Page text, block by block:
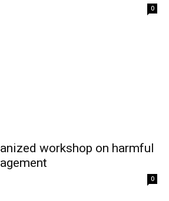
0
workshop on harmful
0